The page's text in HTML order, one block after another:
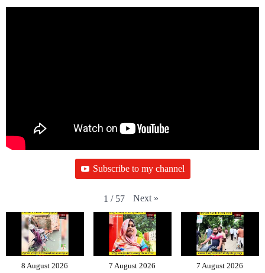
Subscribe to my channel
1 / 57 Next »
8 August 2026 7 August 2026 7 August 2026